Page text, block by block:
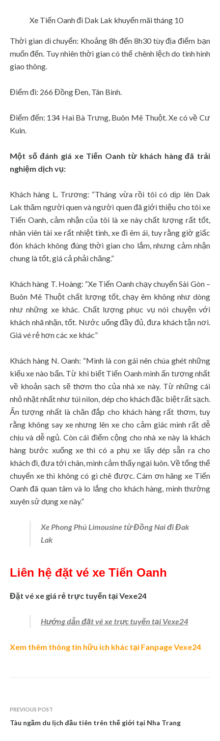
Xe Tiến Oanh đi Dak Lak khuyến mãi tháng 10
Thời gian di chuyển: Khoảng 8h đến 8h30 tùy địa điểm bạn
muốn đến. Tuy nhiên thời gian có thể chênh lệch do tình hình
giao thông.
Điểm đi: 266 Đồng Đen, Tân Bình.
Điểm đến: 134 Hai Bà Trưng, Buôn Mê Thuột. Xe có về Cư
Kuin.
Một số đánh giá xe Tiến Oanh từ khách hàng đã trải
nghiệm dịch vụ:
Khách hàng L. Trương: “Tháng vừa rồi tôi có dịp lên Dak
Lak thăm người quen và người quen đã giới thiệu cho tôi xe
Tiến Oanh, cảm nhận của tôi là xe này chất lượng rất tốt,
nhân viên tài xe rất nhiệt tình, xe đi êm ái, tuy rằng giờ giấc
đón khách không đúng thời gian cho lắm, nhưng cảm nhận
chung là tốt, giá cả phải chăng.”
Khách hàng T. Hoàng: “Xe Tiến Oanh chạy chuyến Sài Gòn –
Buôn Mê Thuột chất lượng tốt, chạy êm không như dòng
như những xe khác. Chất lượng phục vụ nói chuyện với
khách nhã nhặn, tốt. Nước uống đầy đủ, đưa khách tận nơi.
Giá vé rẻ hơn các xe khác”
Khách hàng N. Oanh: “Mình là con gái nên chúa ghét những
kiểu xe nào bẩn. Từ khi biết Tiến Oanh mình ấn tượng nhất
về khoản sạch sẽ thơm tho của nhà xe này. Từ những cái
nhỏ nhặt nhất như túi nilon, dép cho khách đặc biệt rất sạch.
Ấn tượng nhất là chăn đắp cho khách hàng rất thơm, tuy
rằng không say xe nhưng lên xe cho cảm giác mình rất dễ
chịu và dễ ngủ. Còn cái điểm cộng cho nhà xe này là khách
hàng bước xuống xe thì có a phụ xe lấy dép sẵn ra cho
khách đi, đưa tới chân, mình cảm thấy ngại luôn. Về tổng thể
chuyến xe thì không có gì chê được. Cám ơn hãng xe Tiến
Oanh đã quan tâm và lo lắng cho khách hàng, mình thường
xuyên sử dụng xe này.”
Xe Phong Phú Limousine từ Đồng Nai đi Đak
Lak
Liên hệ đặt vé xe Tiến Oanh
Đặt vé xe giá rẻ trực tuyến tại Vexe24
Hướng dẫn đặt vé xe trực tuyến tại Vexe24
Xem thêm thông tin hữu ích khác tại Fanpage Vexe24
PREVIOUS POST
Tàu ngầm du lịch đầu tiên trên thế giới tại Nha Trang